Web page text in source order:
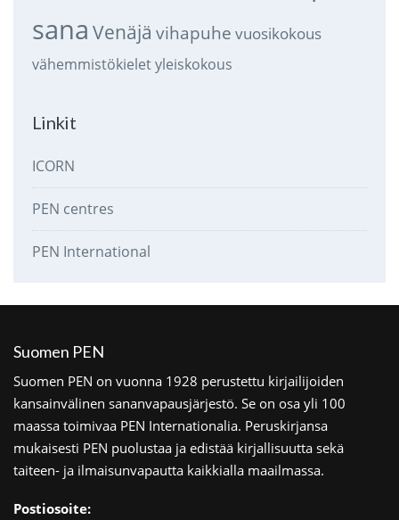
sana Venäjä vihapuhe vuosikokous
vähemmistökieletyleiskokous
Linkit
ICORN
PEN centres
PEN International
Suomen PEN
Suomen PEN on vuonna 1928 perustettu kirjailijoiden
kansainvälinen sananvapausjärjestö. Se on osa yli 100
maassa toimivaa PEN Internationalia. Peruskirjansa
mukaisesti PEN puolustaa ja edistää kirjallisuutta sekä
taiteen- ja ilmaisunvapautta kaikkialla maailmassa.
Postiosoite: